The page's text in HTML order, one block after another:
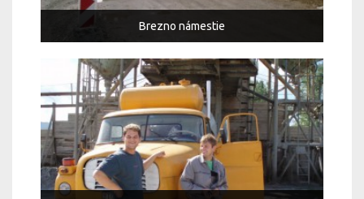
Brezno námestie